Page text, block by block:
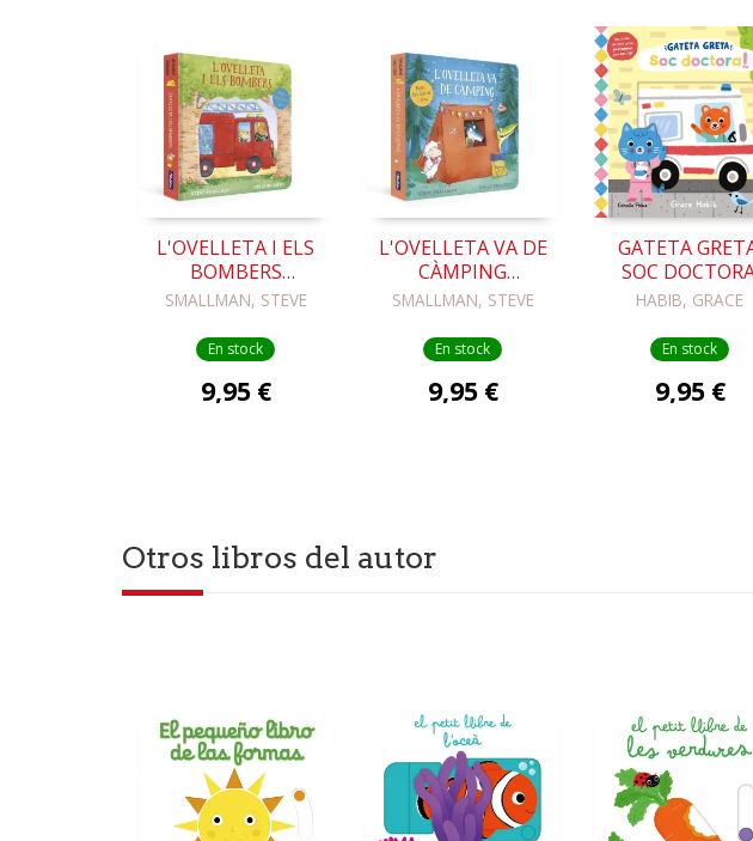
L'OVELLETA I ELS
BOMBERS
(L'OVELLETA QUE
LLIBRE DE CARTRÓ
AMB
SMALLMAN, STEVE
En stock
9,95 €
L'OVELLETA VA DE
CÀMPING
(L'OVELLETA QUE
LLIBRE DE CARTRÓ
AMB
SMALLMAN, STEVE
En stock
9,95 €
GATETA
SOC
HABIB, GRACE
En stock
9,95 €
Otros libros del autor